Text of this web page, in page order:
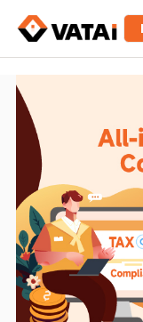
IVA &